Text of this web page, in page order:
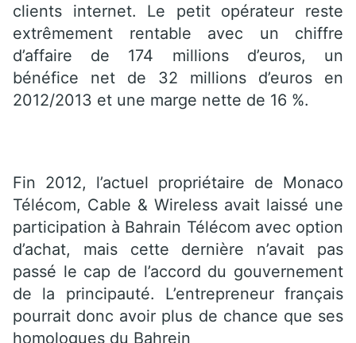
clients internet. Le petit opérateur reste
extrêmement rentable avec un chiffre
d’affaire de 174 millions d’euros, un
bénéfice net de 32 millions d’euros en
2012/2013 et une marge nette de 16 %.
Fin 2012, l’actuel propriétaire de Monaco
Télécom, Cable & Wireless avait laissé une
participation à Bahrain Télécom avec option
d’achat, mais cette dernière n’avait pas
passé le cap de l’accord du gouvernement
de la principauté. L’entrepreneur français
pourrait donc avoir plus de chance que ses
homologues du Bahrein